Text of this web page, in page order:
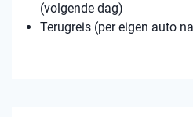
(volgende dag)
Terugreis (per eigen auto